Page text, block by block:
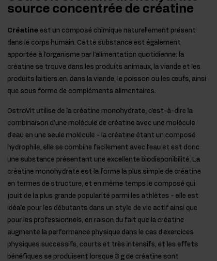
source concentrée de créatine
Créatine est un composé chimique naturellement présent
dans le corps humain. Cette substance est également
apportée à l'organisme par l'alimentation quotidienne: la
créatine se trouve dans les produits animaux, la viande et les
produits laitiers.en. dans la viande, le poisson ou les œufs, ainsi
que sous forme de compléments alimentaires.
OstroVit utilise de la créatine monohydrate, c'est-à-dire la
combinaison d'une molécule de créatine avec une molécule
d'eau en une seule molécule - la créatine étant un composé
hydrophile, elle se combine facilement avec l'eau et est donc
une substance présentant une excellente biodisponibilité. La
créatine monohydrate est la forme la plus simple de créatine
en termes de structure, et en même temps le composé qui
jouit de la plus grande popularité parmi les athlètes - elle est
idéale pour les débutants dans un style de vie actif ainsi que
pour les professionnels, en raison du fait que la créatine
augmente la performance physique dans le cas d'exercices
physiques successifs, courts et très intensifs, et les effets
bénéfiques se produisent lorsque 3 g de créatine sont